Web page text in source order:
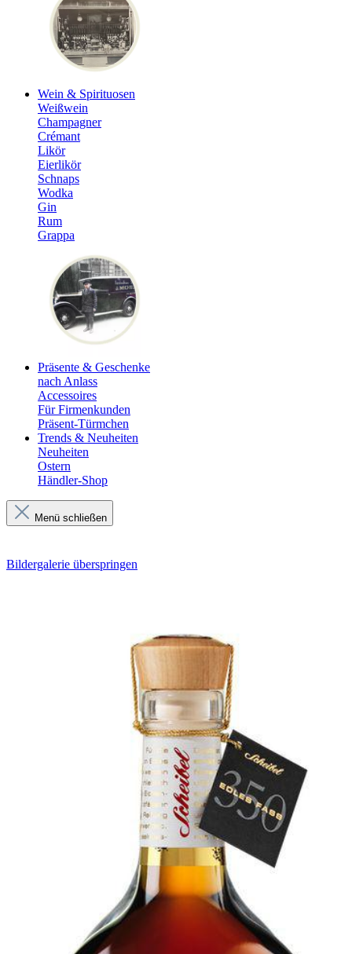
Wein & Spirituosen
Weißwein
Champagner
Crémant
Likör
Eierlikör
Schnaps
Wodka
Gin
Rum
Grappa
Präsente & Geschenke
nach Anlass
Accessoires
Für Firmenkunden
Präsent-Türmchen
Trends & Neuheiten
Neuheiten
Ostern
Händler-Shop
Menü schließen
Bildergalerie überspringen